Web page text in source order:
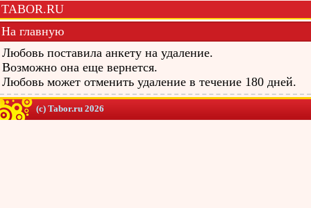
TABOR.RU
На главную
Любовь поставила анкету на удаление.
Возможно она еще вернется.
Любовь может отменить удаление в течение 180 дней.
(c) Tabor.ru 2026